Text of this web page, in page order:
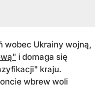
wobec Ukrainy wojną,
i domaga się
kraju.
wbrew woli